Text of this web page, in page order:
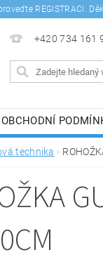
REGISTRACI.
+420 734 161
OBCHODNÍ
SE
technika